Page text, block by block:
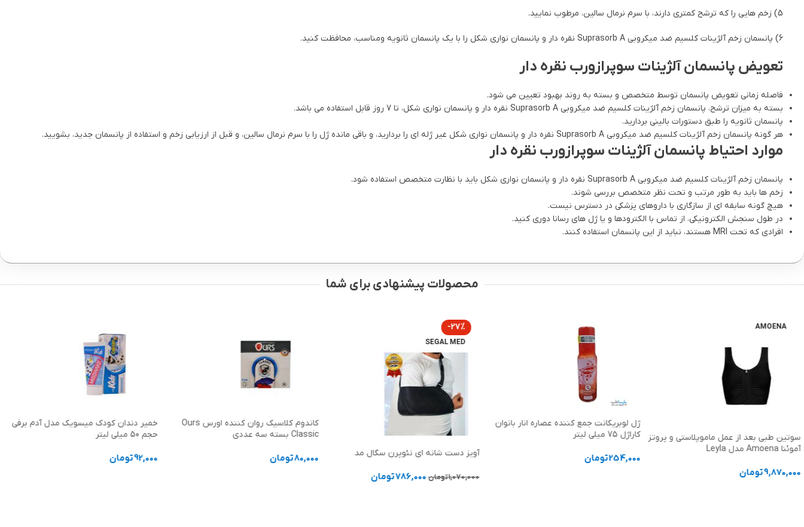
5) زخم هایی را که ترشح کمتری دارند، با سرم نرمال سالین، مرطوب نمایید.
6) پانسمان زخم آلژینات کلسیم ضد میکروبی Suprasorb A نقره دار و پانسمان نواری شکل را با یک پانسمان ثانویه ومناسب، محافظت کنید.
تعویض پانسمان آلژینات سوپرازورب نقره دار
فاصله زمانی تعویض پانسمان توسط متخصص و بسته به روند بهبود تعیین می شود.
بسته به میزان ترشح، پانسمان زخم آلژینات کلسیم ضد میکروبی Suprasorb A نقره دار و پانسمان نواری شکل، تا 7 روز قابل استفاده می باشد.
پانسمان ثانویه را طبق دستورات بالینی بردارید.
هر گونه پانسمان زخم آلژینات کلسیم ضد میکروبی Suprasorb A نقره دار و پانسمان نواری شکل غیر ژله ای را بردارید، و باقی مانده ژل را با سرم نرمال سالین، و قبل از ارزیابی زخم و استفاده از پانسمان جدید، بشویید.
موارد احتیاط پانسمان آلژینات سوپرازورب نقره دار
پانسمان زخم آلژینات کلسیم ضد میکروبی Suprasorb A نقره دار و پانسمان نواری شکل باید با نظارت متخصص استفاده شود.
زخم ها باید به طور مرتب و تحت نظر متخصص بررسی شوند.
هیچ گونه سابقه ای از سازگاری با داروهای پزشکی در دسترس نیست.
در طول سنجش الکترونیکی، از تماس با الکترودها و یا ژل های رسانا دوری کنید.
افرادی که تحت MRI هستند، نباید از این پانسمان استفاده کنند.
محصولات پیشنهادی برای شما
AMOENA
سوتین طبی بعد از عمل ماموپلاستی و پروتز
آموئنا Amoena مدل Leyla
9,870,000تومان
ژل لوبریکانت جمع کننده عصاره انار بانوان
کاراژل 75 میلی لیتر
254,000تومان
-27%
SEGAL MED
آویز دست شانه ای نئوپرن سگال مد
1,070,000تومان 786,000تومان
کاندوم کلاسیک روان کننده اورس Ours
Classic بسته سه عددی
80,000تومان
خمیر دندان کودک میسویک مدل آدم برفی
حجم 50 میلی لیتر
92,000تومان